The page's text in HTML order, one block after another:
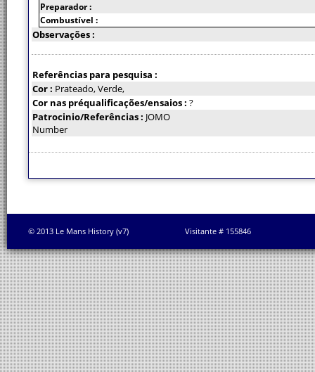
Preparador :
Combustível :
Observações :
Referências para pesquisa :
Cor : Prateado, Verde,
Cor nas préqualificações/ensaios : ?
Patrocinio/Referências : JOMO
Number
© 2013 Le Mans History (v7) Visitante # 155846